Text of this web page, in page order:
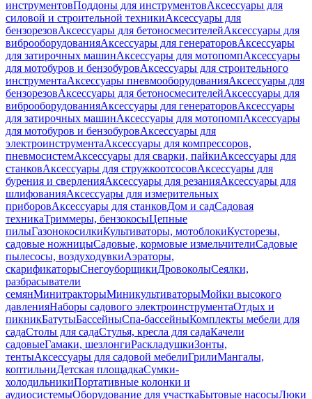
инструментовПоддоны для инструментовАксессуары для
силовой и строительной техникиАксессуары для
бензорезовАксессуары для бетоносмесителейАксессуары для
виброоборудованияАксессуары для генераторовАксессуары
для затирочных машинАксессуары для мотопомпАксессуары
для мотобуров и бензобуровАксессуары для строительного
инструментаАксессуары пневмооборудованияАксессуары для
бензорезовАксессуары для бетоносмесителейАксессуары для
виброоборудованияАксессуары для генераторовАксессуары
для затирочных машинАксессуары для мотопомпАксессуары
для мотобуров и бензобуровАксессуары для
электроинструментаАксессуары для компрессоров,
пневмосистемАксессуары для сварки, пайкиАксессуары для
станковАксессуары для стружкоотсосовАксессуары для
бурения и сверленияАксессуары для резанияАксессуары для
шлифованияАксессуары для измерительных
приборовАксессуары для станковДом и садСадовая
техникаТриммеры, бензокосыЦепные
пилыГазонокосилкиКультиваторы, мотоблокиКусторезы,
садовые ножницыСадовые, кормовые измельчителиСадовые
пылесосы, воздуходувкиАэраторы,
скарификаторыСнегоуборщикиДровоколыСеялки,
разбрасыватели
семянМинитракторыМиникультиваторыМойки высокого
давленияНаборы садового электроинструментаОтдых и
пикникБатутыБассейныСпа-бассейныКомплекты мебели для
садаСтолы для садаСтулья, кресла для садаКачели
садовыеГамаки, шезлонгиРаскладушкиЗонты,
тентыАксессуары для садовой мебелиГрилиМангалы,
коптильниДетская площадкаСумки-
холодильникиПортативные колонки и
аудиосистемыОборудование для участкаБытовые насосыЛюки